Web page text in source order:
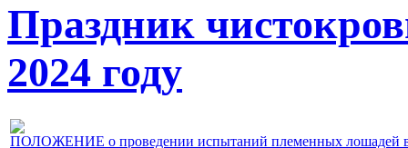
Праздник
2024 году
ПОЛОЖЕНИЕ о проведении испытаний племенных лошадей